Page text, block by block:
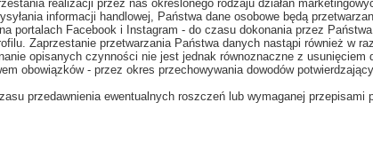
realizacji przez nas określonego rodzaju działań
informacji handlowej, Państwa dane osobowe będą
portalach Facebook i Instagram - do czasu dokonania przez
Zaprzestanie przetwarzania Państwa danych nastąpi również w
opisanych czynności nie jest jednak równoznaczne z
obowiązków - przez okres przechowywania dowodów
przedawnienia ewentualnych roszczeń lub wymaganej